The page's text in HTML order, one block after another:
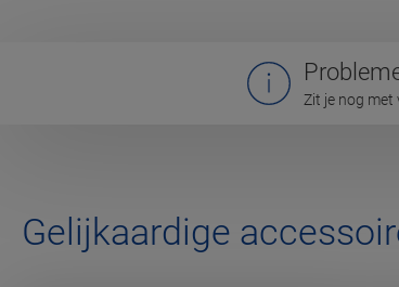
Zit je nog
Gelijkaardige